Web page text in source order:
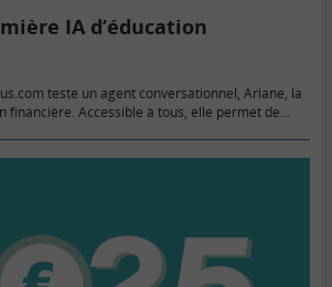
IA d’éducation
teste un agent conversationnel, Ariane, la
financière. Accessible à tous, elle permet de